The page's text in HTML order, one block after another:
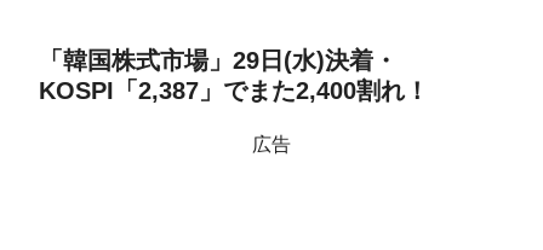
「韓国株式市場」29日(水)決着・
KOSPI「2,387」でまた2,400割れ！
広告